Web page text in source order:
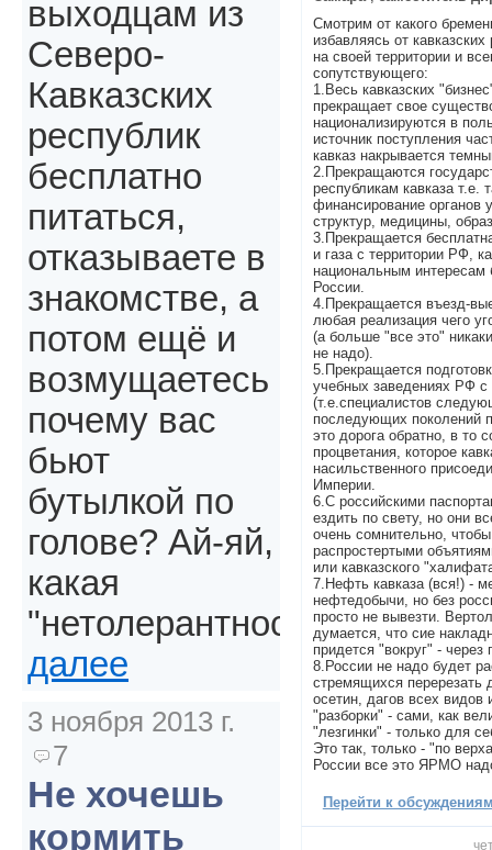
Смотрим от какого
избавляясь от
на своей территории и
сопутствующего:
1.Весь кавказских
прекращает свое
национализируются в
источник поступления
кавказ накрывается
2.Прекращаются
республикам кавказа т.е.
финансирование органов
структур, медицины,
3.Прекращается
и газа с территории РФ,
национальным интересам
России.
4.Прекращается въезд-
любая реализация чего
(а больше "все это"
не надо).
5.Прекращается
учебных заведениях РФ
(т.е.специалистов
последующих поколений
это дорога обратно, в то
процветания, которое
насильственного
Империи.
6.С российскими
ездить по свету, но они
очень сомнительно,
распростертыми
или кавказского
7.Нефть кавказа (вся!) -
нефтедобычи, но без
просто не вывезти.
думается, что сие
придется "вокруг" - через
8.России не надо будет
стремящихся перерезать
осетин, дагов всех
"разборки" - сами, как
"лезгинки" - только для
Это так, только - "по
России все это ЯРМО
Перейти к
выходцам из
Северо-
Кавказских
республик
бесплатно
питаться,
отказываете в
знакомстве, а
потом ещё и
возмущаетесь
почему вас
бьют
бутылкой по
голове? Ай-яй,
какая
"нетолерантность".
далее
3 ноября 2013 г.
7
Не хочешь
кормить